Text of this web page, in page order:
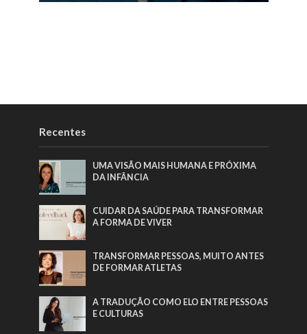
Recentes
UMA VISÃO MAIS HUMANA E PRÓXIMA
DA INFÂNCIA
CUIDAR DA SAÚDE PARA TRANSFORMAR
A FORMA DE VIVER
TRANSFORMAR PESSOAS, MUITO ANTES
DE FORMAR ATLETAS
A TRADUÇÃO COMO ELO ENTRE PESSOAS
E CULTURAS